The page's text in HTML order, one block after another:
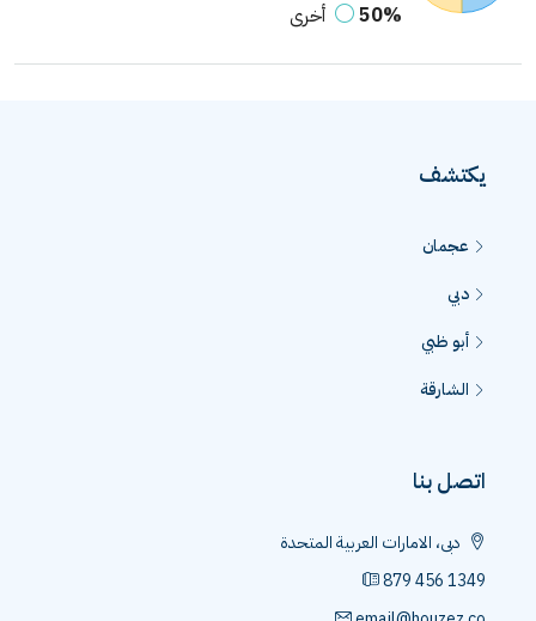
50%
أخرى
يكتشف
عجمان
دبي
أبو ظبي
الشارقة
اتصل بنا
دبى، الامارات العربية المتحدة
879 456 1349